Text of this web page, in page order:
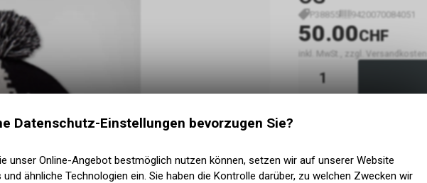
P38855 9420070084051
50.00CHF
inkl. MwSt., zzgl. Versandkosten
Datenschutz-Einstellungen bevorzugen Sie?
unser Online-Angebot bestmöglich nutzen können, setzen wir auf unserer Website
und ähnliche Technologien ein. Sie haben die Kontrolle darüber, zu welchen Zwecken wir